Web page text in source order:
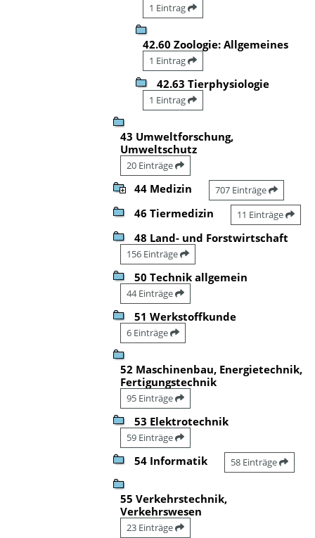
1 Eintrag
42.60 Zoologie: Allgemeines
1 Eintrag
42.63 Tierphysiologie
1 Eintrag
43 Umweltforschung,
Umweltschutz
20 Einträge
44 Medizin 707 Einträge
46 Tiermedizin 11 Einträge
48 Land- und Forstwirtschaft
156 Einträge
50 Technik allgemein
44 Einträge
51 Werkstoffkunde
6 Einträge
52 Maschinenbau, Energietechnik,
Fertigungstechnik
95 Einträge
53 Elektrotechnik
59 Einträge
54 Informatik 58 Einträge
55 Verkehrstechnik,
Verkehrswesen
23 Einträge